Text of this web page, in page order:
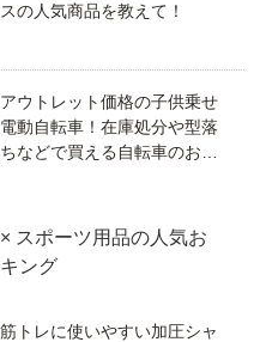
スの人気商品を教えて！
アウトレット価格の子供乗せ
電動自転車！在庫処分や型落
ちなどで買える自転車のおす
スポーツ用品の人気お
ング
筋トレに使いやすい加圧シャ